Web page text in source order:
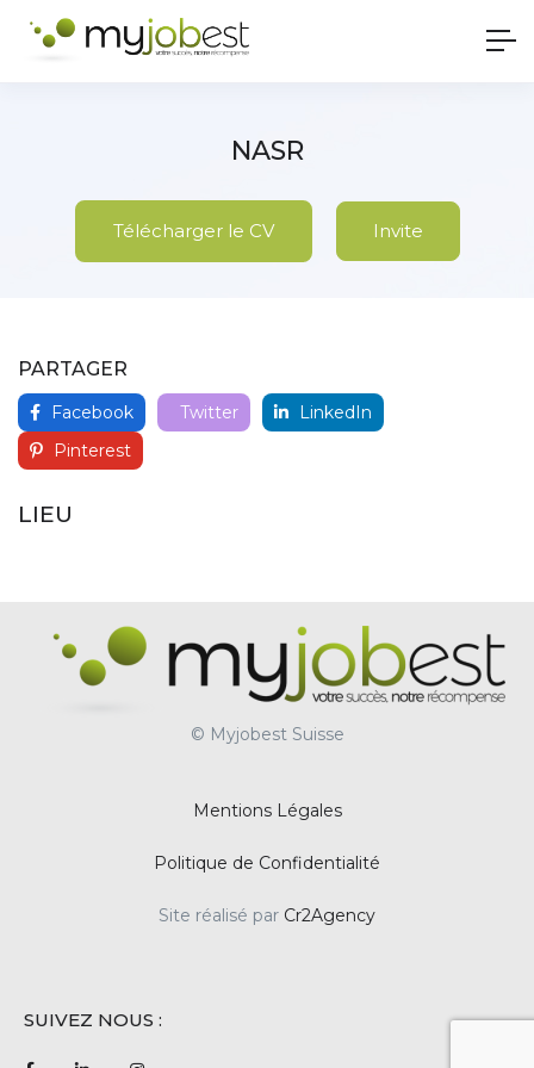
NASR
Télécharger le CV Invite
PARTAGER
Facebook Twitter
LinkedIn
Pinterest
LIEU
© Myjobest Suisse
Mentions Légales
Politique de Confidentialité
Site réalisé par Cr2Agency
SUIVEZ NOUS :